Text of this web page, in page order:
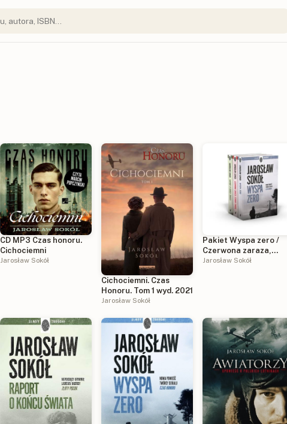
CD MP3 Czas honoru.
Cichociemni
Jarosław Sokół
Cichociemni. Czas
Honoru. Tom 1 wyd. 2021
Jarosław Sokół
Pakiet Wyspa zero /
Czerwona zaraza,
czarna śmierć / Raport
Jarosław Sokół